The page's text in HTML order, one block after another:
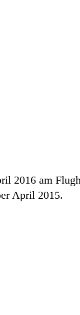
2016 am
April 2015.